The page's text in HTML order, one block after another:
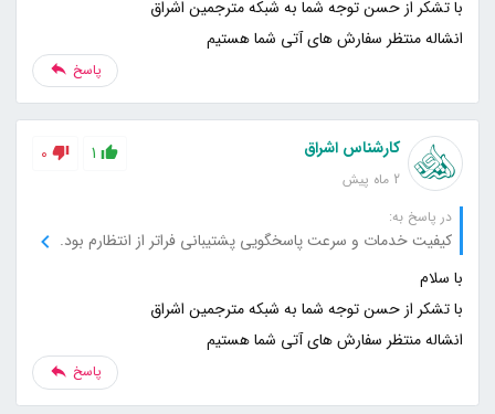
انشاله منتظر سفارش های آتی شما هستیم
پاسخ
کارشناس اشراق
2 ماه پیش
1
0
در پاسخ به:
کیفیت خدمات و سرعت پاسخگویی پشتیبانی فراتر از انتظارم بود.
انشاله منتظر سفارش های آتی شما هستیم
پاسخ